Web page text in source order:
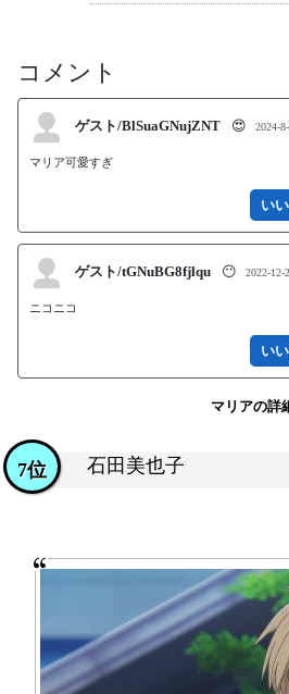
コメント
ゲスト/BlSuaGNujZNT 😍 2024-
マリア可愛すぎ
い
ゲスト/tGNuBG8fjlqu 😶 2022-12-
ニコニコ
い
マリアの詳
石田美也子
7位